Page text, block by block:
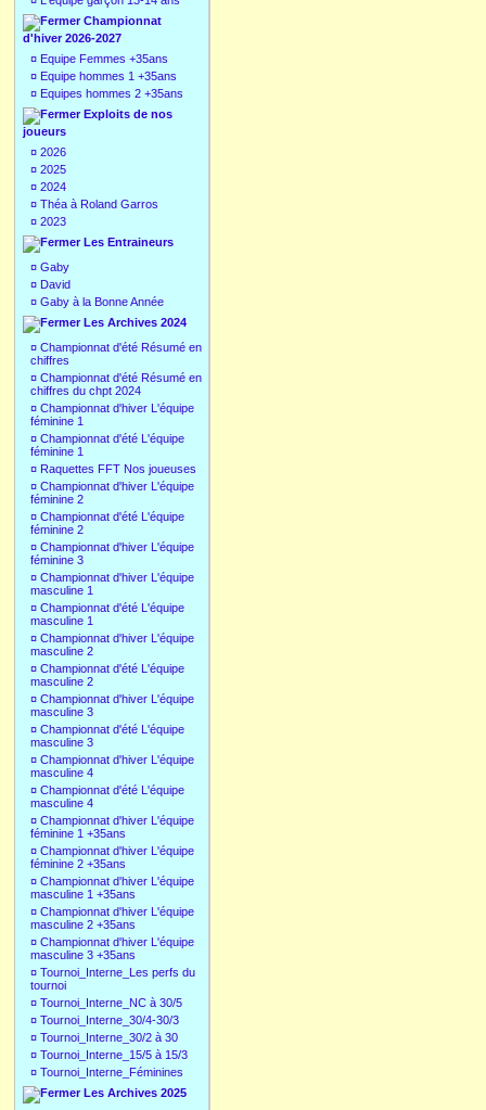
Championnat
d'hiver 2026-2027
¤ Equipe Femmes +35ans
¤ Equipe hommes 1 +35ans
¤ Equipes hommes 2 +35ans
Exploits de nos
joueurs
¤ 2026
¤ 2025
¤ 2024
¤ Théa à Roland Garros
¤ 2023
Les Entraineurs
¤ Gaby
¤ David
¤ Gaby à la Bonne Année
Les Archives 2024
¤ Championnat d'été Résumé en
chiffres
¤ Championnat d'été Résumé en
chiffres du chpt 2024
¤ Championnat d'hiver L'équipe
féminine 1
¤ Championnat d'été L'équipe
féminine 1
¤ Raquettes FFT Nos joueuses
¤ Championnat d'hiver L'équipe
féminine 2
¤ Championnat d'été L'équipe
féminine 2
¤ Championnat d'hiver L'équipe
féminine 3
¤ Championnat d'hiver L'équipe
masculine 1
¤ Championnat d'été L'équipe
masculine 1
¤ Championnat d'hiver L'équipe
masculine 2
¤ Championnat d'été L'équipe
masculine 2
¤ Championnat d'hiver L'équipe
masculine 3
¤ Championnat d'été L'équipe
masculine 3
¤ Championnat d'hiver L'équipe
masculine 4
¤ Championnat d'été L'équipe
masculine 4
¤ Championnat d'hiver L'équipe
féminine 1 +35ans
¤ Championnat d'hiver L'équipe
féminine 2 +35ans
¤ Championnat d'hiver L'équipe
masculine 1 +35ans
¤ Championnat d'hiver L'équipe
masculine 2 +35ans
¤ Championnat d'hiver L'équipe
masculine 3 +35ans
¤ Tournoi_Interne_Les perfs du
tournoi
¤ Tournoi_Interne_NC à 30/5
¤ Tournoi_Interne_30/4-30/3
¤ Tournoi_Interne_30/2 à 30
¤ Tournoi_Interne_15/5 à 15/3
¤ Tournoi_Interne_Féminines
Les Archives 2025